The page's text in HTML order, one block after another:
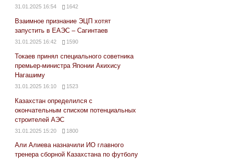
31.01.2025 16:54 1642
Взаимное признание ЭЦП хотят
запустить в ЕАЭС – Сагинтаев
31.01.2025 16:42 1590
Токаев принял специального советника
премьер-министра Японии Акихису
Нагашиму
31.01.2025 16:10 1523
Казахстан определился с
окончательным списком потенциальных
строителей АЭС
31.01.2025 15:20 1800
Али Алиева назначили ИО главного
тренера сборной Казахстана по футболу